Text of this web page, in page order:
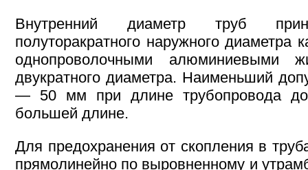
Внутренний диаметр труб
полуторакратного наружного диаметра
однопроволочными
двукратного диаметра. Наименьший
— 50 мм при длине трубопровода
большей длине.
Для предохранения от скопления в
прямолинейно по выровненному и